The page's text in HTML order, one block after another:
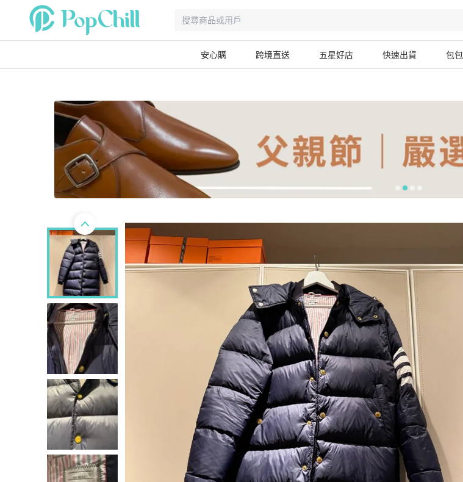
安心購 跨境直送 五星好店 快速出貨 包包